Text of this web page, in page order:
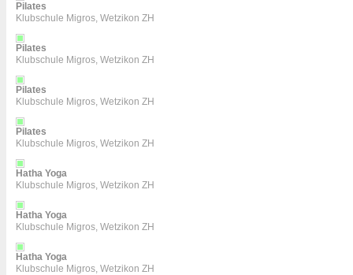
Pilates
Klubschule Migros, Wetzikon ZH
Pilates
Klubschule Migros, Wetzikon ZH
Pilates
Klubschule Migros, Wetzikon ZH
Pilates
Klubschule Migros, Wetzikon ZH
Hatha Yoga
Klubschule Migros, Wetzikon ZH
Hatha Yoga
Klubschule Migros, Wetzikon ZH
Hatha Yoga
Klubschule Migros, Wetzikon ZH